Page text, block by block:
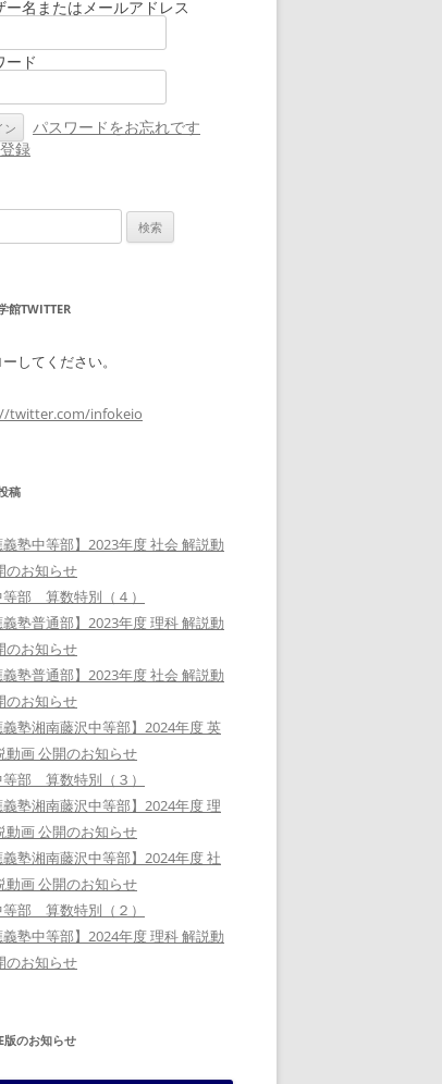
ー名またはメールアドレス
ード
パスワードをお忘れです
登録
館TWITTER
してください。
twitter.com/infokeio
稿
義塾中等部】2023年度 社会 解説動
のお知らせ
等部 算数特別（４）
義塾普通部】2023年度 理科 解説動
のお知らせ
義塾普通部】2023年度 社会 解説動
のお知らせ
義塾湘南藤沢中等部】2024年度 英
動画 公開のお知らせ
等部 算数特別（３）
義塾湘南藤沢中等部】2024年度 理
動画 公開のお知らせ
義塾湘南藤沢中等部】2024年度 社
動画 公開のお知らせ
等部 算数特別（２）
義塾中等部】2024年度 理科 解説動
のお知らせ
版のお知らせ